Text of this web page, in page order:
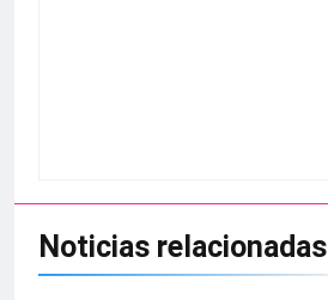
Noticias relacionadas